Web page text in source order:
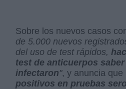
Sobre los nuevos casos
de 5.000 nuevos
del uso de test rápidos,
test de anticuerpos
infectaron", y anuncia que
positivos en pruebas